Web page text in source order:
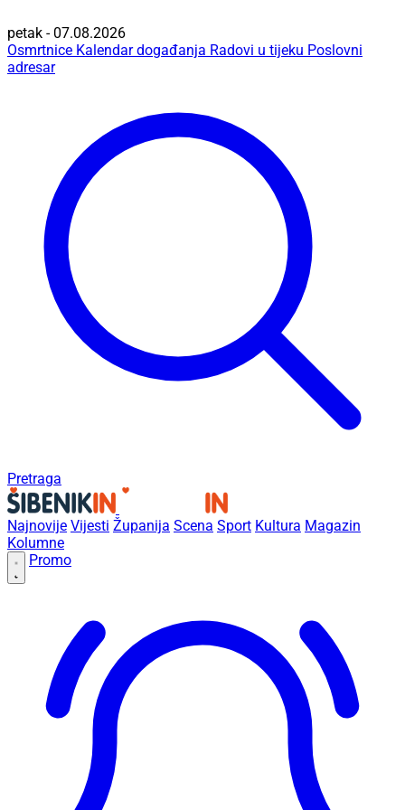
petak - 07.08.2026
Osmrtnice Kalendar događanja Radovi u tijeku Poslovni
adresar
Pretraga
Najnovije Vijesti Županija Scena Sport Kultura Magazin
Kolumne
Promo